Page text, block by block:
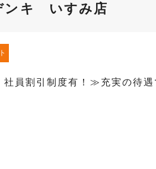
ンキ いすみ店
員割引制度有！≫充実の待